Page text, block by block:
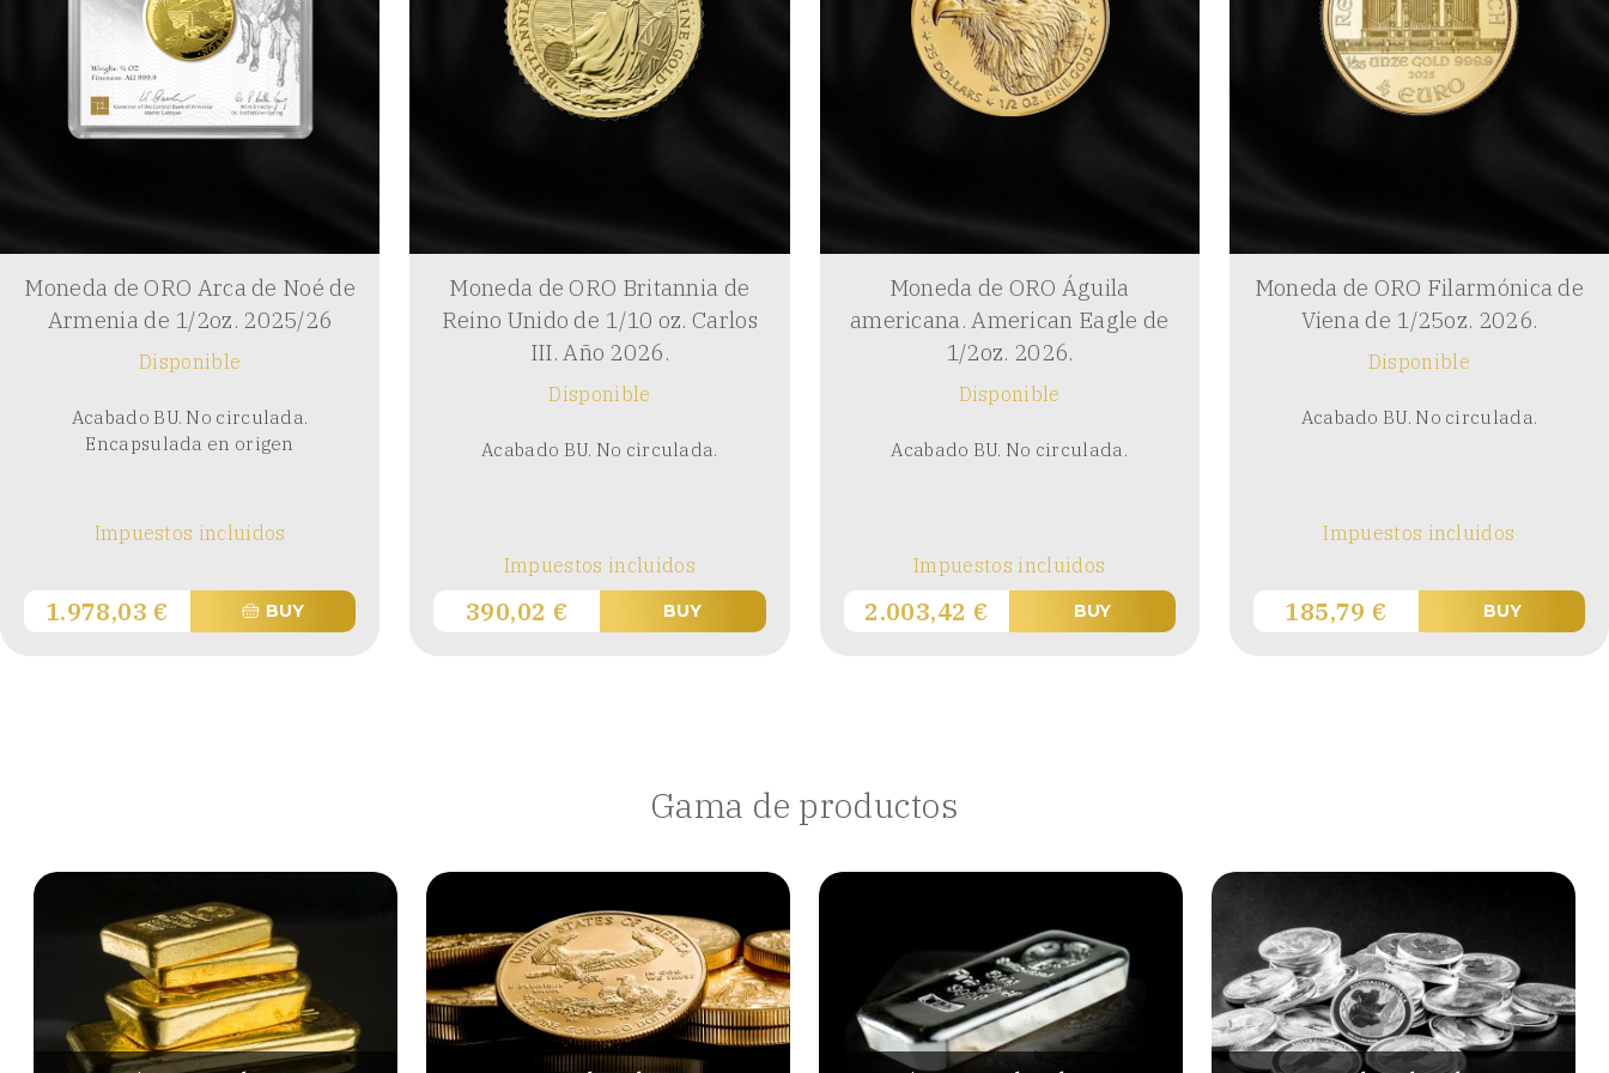
Moneda de ORO Arca de Noé de
Armenia de 1/2oz. 2025/26
Disponible
Acabado BU. No circulada.
Encapsulada en origen
Impuestos incluidos
1.978,03 € BUY
Moneda de ORO Britannia de
Reino Unido de 1/10 oz. Carlos
III. Año 2026.
Disponible
Acabado BU. No circulada.
Impuestos incluidos
390,02 € BUY
Moneda de ORO Águila
americana. American Eagle de
1/2oz. 2026.
Disponible
Acabado BU. No circulada.
Impuestos incluidos
2.003,42 € BUY
Moneda de ORO Filarmónica de
Viena de 1/25oz. 2026.
Disponible
Acabado BU. No circulada.
Impuestos incluidos
185,79 € BUY
Gama de productos